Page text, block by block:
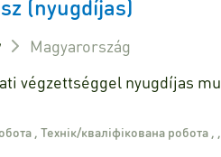
(nyugdíjas)
Magyarország
végzettséggel nyugdíjas
,Технік/кваліфікована робота